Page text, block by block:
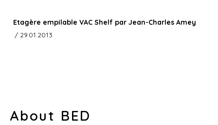
Etagère empilable VAC Shelf par Jean-Charles Amey
/ 29.01.2013
About BED